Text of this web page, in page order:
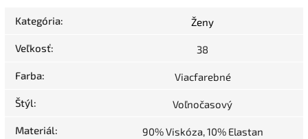
Kategória: Ženy
Veľkosť: 38
Farba: Viacfarebné
Štýl: Voľnočasový
Materiál: 90% Viskóza, 10% Elastan